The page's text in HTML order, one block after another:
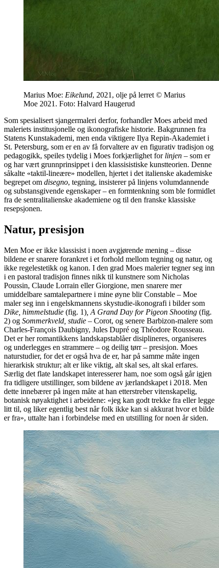
Marius Moe: Eikelund, 2021, olje på lerret © Marius
Moe 2021. Foto: Halvard Haugerud
Som spesialisert sjangermaleri derfor, forhandler Moes arbeid med
maleriets institusjonelle og ikonografiske historie. Bakgrunnen fra
Statens Kunstakademi, men enda viktigere Ilya Repin-Akademiet i
St. Petersburg, som er en av få forvaltere av en figurativ tradisjon og
pedagogikk, speiles tydelig i Moes forkjærlighet for linjen – som er
og har vært grunnprinsippet i den klassisistiske kunstteorien. Denne
såkalte «taktil-lineære» modellen, hjertet i det italienske akademiske
begrepet om disegno, tegning, insisterer på linjens volumdannende
og substansgivende egenskaper – en formtenkning som ble formidlet
fra de sentralitalienske akademiene og til den franske klassiske
resepsjonen.
Natur, presisjon
Men Moe er ikke klassisist i noen avgjørende mening – disse
bildene er snarere forankret i et forhold mellom tegning og natur, og
ikke regelestetikk og kanon. I den grad Moes malerier tegner seg inn
i en pastoral tradisjon finnes nikk til kunstnere som Nicholas
Poussin, Claude Lorrain eller Giorgione, men snarere mer
umiddelbare samtalepartnere i mine øyne blir Constable – Moe
maler seg inn i engelskmannens skystudie-ikonografi i bilder som
Dike, himmelstudie (fig. 1) , A Grand Day for Pigeon Shooting (fig.
2) og Sommerkveld, studie – Corot, og senere Barbizon-malere som
Charles-François Daubigny, Jules Dupré og Théodore Rousseau.
Det er her romantikkens landskapstablåer disiplineres, organiseres
og underlegges en strammere – og deilig tørr – presisjon. Moes
naturstudier, for det er også hva de er, har på samme måte ingen
hierarkisk struktur; alt er like viktig, alt skal ses, alt skal erfares.
Særlig det flate landskapet interesserer ham, noe som også går igjen
fra tidligere utstillinger, som bildene av jærlandskapet i 2018. Men
dette innebærer på ingen måte at han etterstreber vitenskapelig,
botanisk nøyaktighet i arbeidene: «jeg kan godt trekke fra eller legge
litt til, og liker egentlig best når folk ikke kan si akkurat hvor et bilde
er fra», uttalte han i forbindelse med en utstilling for noen år siden.